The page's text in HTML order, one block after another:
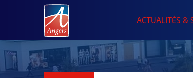
Angers.fr : Retour à l'accueil
ACTUALITÉS &